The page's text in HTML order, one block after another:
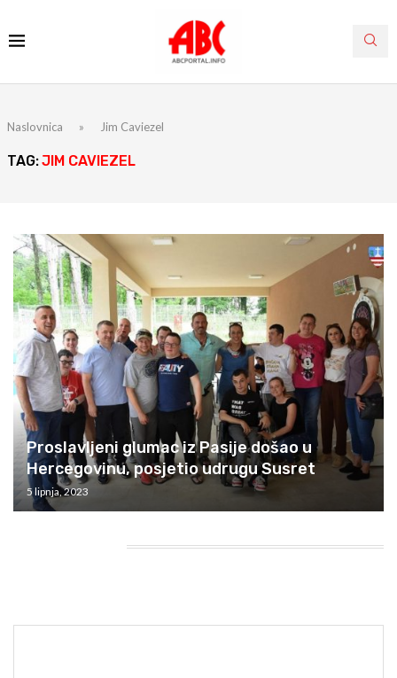
Naslovnica » Jim Caviezel
TAG:JIM CAVIEZEL
Proslavljeni glumac iz Pasije došao u
Hercegovinu, posjetio udrugu Susret
5 lipnja, 2023